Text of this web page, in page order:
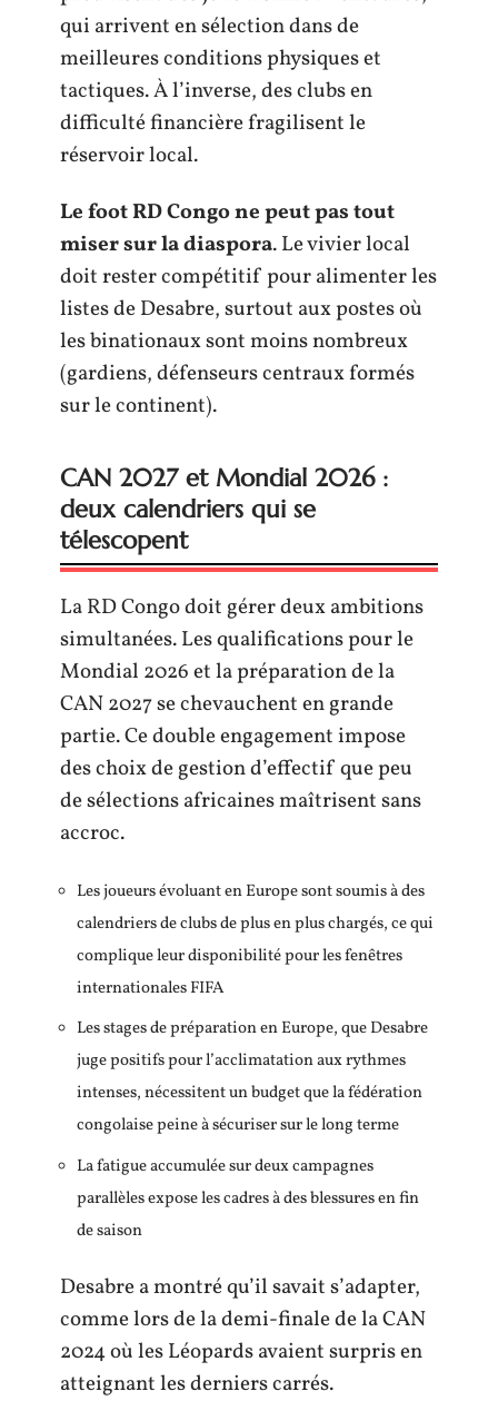
qui arrivent en sélection dans de
meilleures conditions physiques et
tactiques. À l’inverse, des clubs en
difficulté financière fragilisent le
réservoir local.
Le foot RD Congo ne peut pas tout
miser sur la diaspora. Le vivier local
doit rester compétitif pour alimenter les
listes de Desabre, surtout aux postes où
les binationaux sont moins nombreux
(gardiens, défenseurs centraux formés
sur le continent).
CAN 2027 et Mondial 2026 :
deux calendriers qui se
télescopent
La RD Congo doit gérer deux ambitions
simultanées. Les qualifications pour le
Mondial 2026 et la préparation de la
CAN 2027 se chevauchent en grande
partie. Ce double engagement impose
des choix de gestion d’effectif que peu
de sélections africaines maîtrisent sans
accroc.
Les joueurs évoluant en Europe sont soumis à des
calendriers de clubs de plus en plus chargés, ce qui
complique leur disponibilité pour les fenêtres
internationales FIFA
Les stages de préparation en Europe, que Desabre
juge positifs pour l’acclimatation aux rythmes
intenses, nécessitent un budget que la fédération
congolaise peine à sécuriser sur le long terme
La fatigue accumulée sur deux campagnes
parallèles expose les cadres à des blessures en fin
de saison
Desabre a montré qu’il savait s’adapter,
comme lors de la demi-finale de la CAN
2024 où les Léopards avaient surpris en
atteignant les derniers carrés.